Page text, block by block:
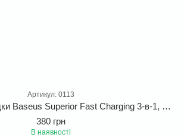
Артикул: 0113
Кабель для зарядки Baseus Superior Fast Charging 3-в-1, швидка зарядка 3.5A, 1.5 м (Micro USB+Lightning+Type-C)
380 грн
В наявності